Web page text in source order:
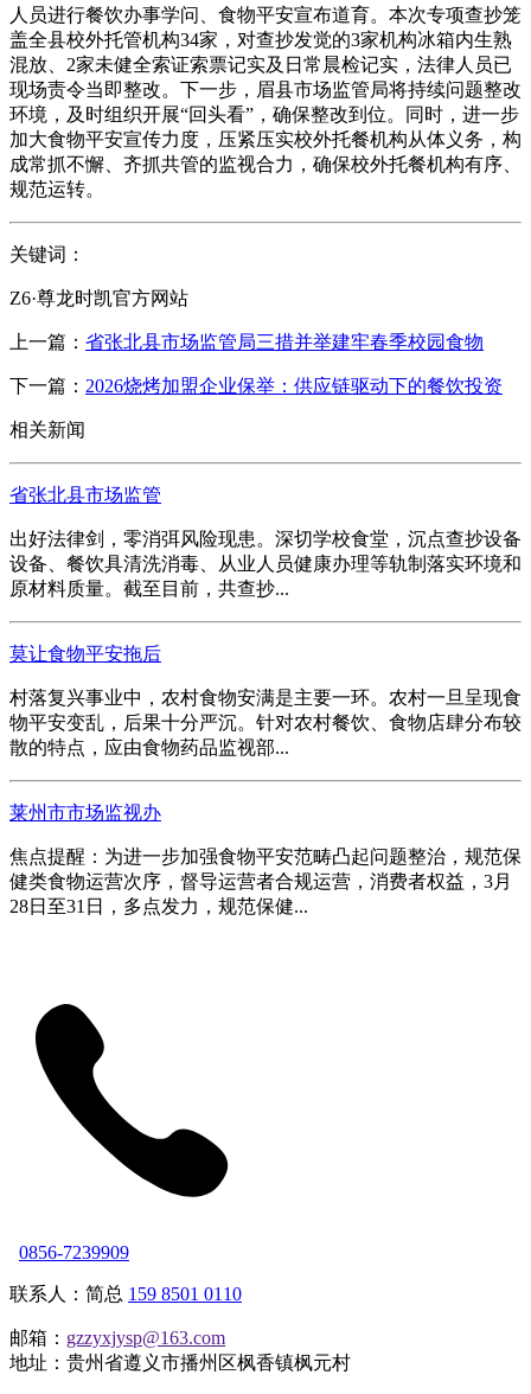
人员进行餐饮办事学问、食物平安宣布道育。本次专项查抄笼
盖全县校外托管机构34家，对查抄发觉的3家机构冰箱内生熟
混放、2家未健全索证索票记实及日常晨检记实，法律人员已
现场责令当即整改。下一步，眉县市场监管局将持续问题整改
环境，及时组织开展“回头看”，确保整改到位。同时，进一步
加大食物平安宣传力度，压紧压实校外托餐机构从体义务，构
成常抓不懈、齐抓共管的监视合力，确保校外托餐机构有序、
规范运转。
关键词：
Z6·尊龙时凯官方网站
上一篇： 省张北县市场监管局三措并举建牢春季校园食物
下一篇： 2026烧烤加盟企业保举：供应链驱动下的餐饮投资
相关新闻
省张北县市场监管
出好法律剑，零消弭风险现患。深切学校食堂，沉点查抄设备
设备、餐饮具清洗消毒、从业人员健康办理等轨制落实环境和
原材料质量。截至目前，共查抄...
莫让食物平安拖后
村落复兴事业中，农村食物安满是主要一环。农村一旦呈现食
物平安变乱，后果十分严沉。针对农村餐饮、食物店肆分布较
散的特点，应由食物药品监视部...
莱州市市场监视办
焦点提醒：为进一步加强食物平安范畴凸起问题整治，规范保
健类食物运营次序，督导运营者合规运营，消费者权益，3月
28日至31日，多点发力，规范保健...
0856-7239909
联系人：简总 159 8501 0110
邮箱： gzzyxjysp@163.com
地址：贵州省遵义市播州区枫香镇枫元村